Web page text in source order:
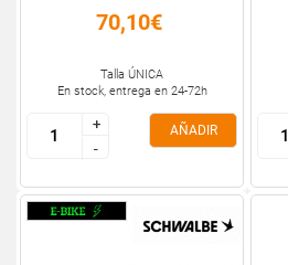
70,10€
Talla ÚNICA
En stock, entrega en 24-72h
+
-
+
-
AÑADIR